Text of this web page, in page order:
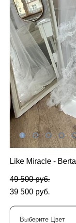
Like Miracle - Berta
49 500 pуб.
39 500 pуб.
Выберите Цвет